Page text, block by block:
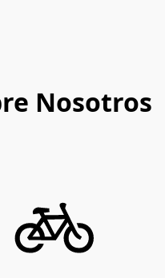
Nosotros